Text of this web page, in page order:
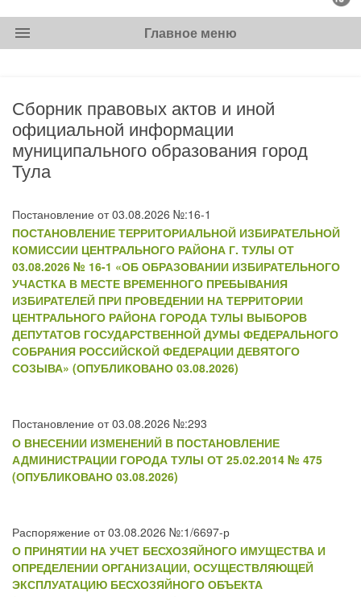
menu Главное меню
Сборник правовых актов и иной
официальной информации
муниципального образования город
Тула
Постановление от 03.08.2026 №:16-1
ПОСТАНОВЛЕНИЕ ТЕРРИТОРИАЛЬНОЙ ИЗБИРАТЕЛЬНОЙ
КОМИССИИ ЦЕНТРАЛЬНОГО РАЙОНА Г. ТУЛЫ ОТ
03.08.2026 № 16-1 «ОБ ОБРАЗОВАНИИ ИЗБИРАТЕЛЬНОГО
УЧАСТКА В МЕСТЕ ВРЕМЕННОГО ПРЕБЫВАНИЯ
ИЗБИРАТЕЛЕЙ ПРИ ПРОВЕДЕНИИ НА ТЕРРИТОРИИ
ЦЕНТРАЛЬНОГО РАЙОНА ГОРОДА ТУЛЫ ВЫБОРОВ
ДЕПУТАТОВ ГОСУДАРСТВЕННОЙ ДУМЫ ФЕДЕРАЛЬНОГО
СОБРАНИЯ РОССИЙСКОЙ ФЕДЕРАЦИИ ДЕВЯТОГО
СОЗЫВА» (ОПУБЛИКОВАНО 03.08.2026)
Постановление от 03.08.2026 №:293
О ВНЕСЕНИИ ИЗМЕНЕНИЙ В ПОСТАНОВЛЕНИЕ
АДМИНИСТРАЦИИ ГОРОДА ТУЛЫ ОТ 25.02.2014 № 475
(ОПУБЛИКОВАНО 03.08.2026)
Распоряжение от 03.08.2026 №:1/6697-р
О ПРИНЯТИИ НА УЧЕТ БЕСХОЗЯЙНОГО ИМУЩЕСТВА И
ОПРЕДЕЛЕНИИ ОРГАНИЗАЦИИ, ОСУЩЕСТВЛЯЮЩЕЙ
ЭКСПЛУАТАЦИЮ БЕСХОЗЯЙНОГО ОБЪЕКТА